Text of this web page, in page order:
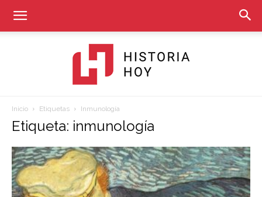
Hoy
Inicio Etiquetas Inmunología
Etiqueta: inmunología